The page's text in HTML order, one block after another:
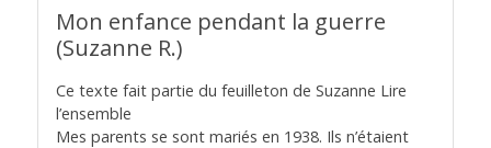
Mon enfance pendant la guerre
(Suzanne R.)
Ce texte fait partie du feuilleton de Suzanne Lire
l’ensemble
Mes parents se sont mariés en 1938. Ils n’étaient